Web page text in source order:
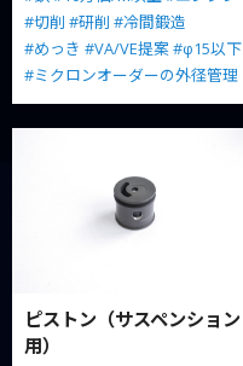
#切削 #研削 #冷間鍛造
#めっき #VA/VE提案#φ15以下
#ミクロンオーダーの外径管理
ピストン（サスペンション
用）